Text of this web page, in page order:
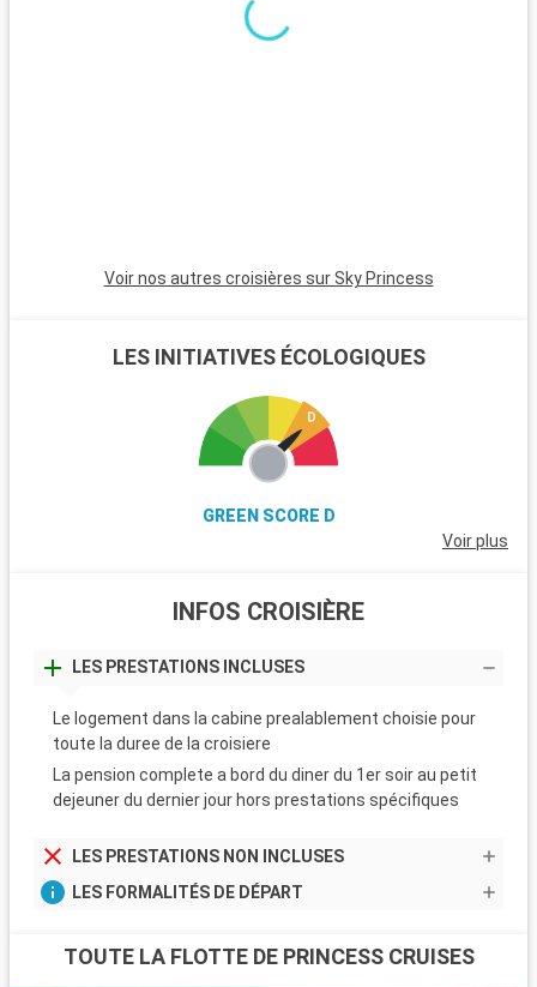
compris les fameux alligators. Miami, à seulement 45
minutes, est incontournable avec son atmosphère animée,
Voir nos autres croisières sur Sky Princess
LES INITIATIVES ÉCOLOGIQUES
GREEN SCORE D
Voir plus
INFOS CROISIÈRE
LES PRESTATIONS INCLUSES
Le logement dans la cabine prealablement choisie pour
toute la duree de la croisiere
La pension complete a bord du diner du 1er soir au petit
dejeuner du dernier jour hors prestations spécifiques
LES PRESTATIONS NON INCLUSES
LES FORMALITÉS DE DÉPART
TOUTE LA FLOTTE DE PRINCESS CRUISES